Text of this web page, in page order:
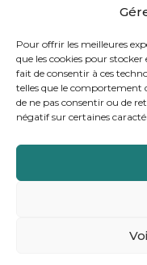
Pour offrir les meilleures
que les cookies pour
fait de consentir à ces
telles que le comportement
de ne pas consentir ou de
négatif sur certaines